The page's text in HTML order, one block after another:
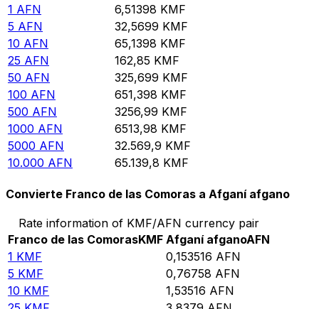
1 AFN 6,51398 KMF
5 AFN 32,5699 KMF
10 AFN 65,1398 KMF
25 AFN 162,85 KMF
50 AFN 325,699 KMF
100 AFN 651,398 KMF
500 AFN 3256,99 KMF
1000 AFN 6513,98 KMF
5000 AFN 32.569,9 KMF
10.000 AFN 65.139,8 KMF
Convierte Franco de las Comoras a Afganí afgano
Rate information of KMF/AFN currency pair
Franco de las ComorasKMF Afganí afganoAFN
1 KMF 0,153516 AFN
5 KMF 0,76758 AFN
10 KMF 1,53516 AFN